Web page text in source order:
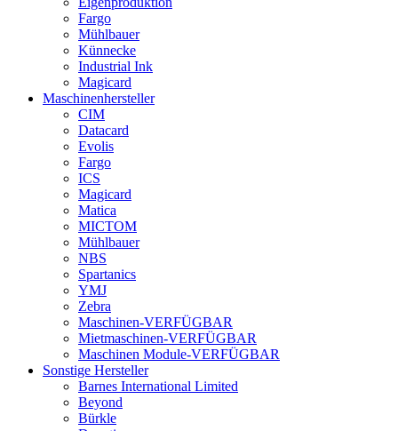
Fargo
Mühlbauer
Künnecke
Industrial Ink
Magicard
Maschinenhersteller
CIM
Datacard
Evolis
Fargo
ICS
Magicard
Matica
MICTOM
Mühlbauer
NBS
Spartanics
YMJ
Zebra
Maschinen-VERFÜGBAR
Mietmaschinen-VERFÜGBAR
Maschinen Module-VERFÜGBAR
Sonstige Hersteller
Barnes International Limited
Beyond
Bürkle